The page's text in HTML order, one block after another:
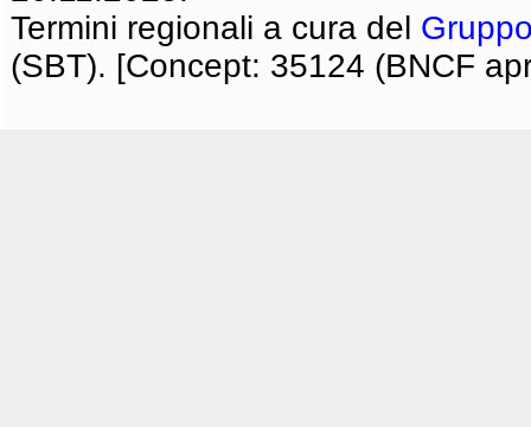
Termini regionali a cura del
(SBT). [Concept: 35124 (BNCF